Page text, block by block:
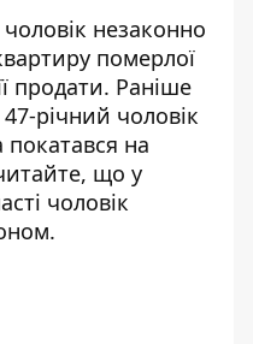
чоловік незаконно
померлої
продати. Раніше
47-річний чоловік
покатався на
що у
чоловік
.